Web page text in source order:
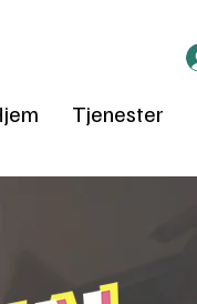
Tjenester